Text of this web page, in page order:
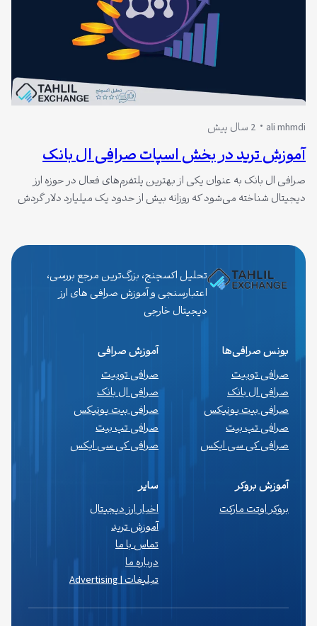
ali mhmdi 2 سال پیش
آموزش ترید در بخش اسپات صرافی ال بانک
صرافی ال بانک به عنوان یکی از بهترین پلتفرم‌های فعال در حوزه ارز
دیجیتال شناخته می‌شود که روزانه بیش از حدود یک میلیارد دلار گردش
معاملات، امکانات…
تحلیل اکسچنج، بزرگ‌ترین مرجع بررسی،
اعتبارسنجی و آموزش صرافی های ارز
دیجیتال خارجی
بونس صرافی‌ها
صرافی توبیت
صرافی ال بانک
صرافی بیت یونیکس
صرافی تپ بیت
صرافی کی سی ایکس
آموزش صرافی
صرافی توبیت
صرافی ال بانک
صرافی بیت یونیکس
صرافی تپ بیت
صرافی کی سی ایکس
آموزش بروکر
بروکر اوتت مارکت
سایر
اخبار ارز دیجیتال
آموزش ترید
تماس با ما
درباره ما
تبلیغات | Advertising